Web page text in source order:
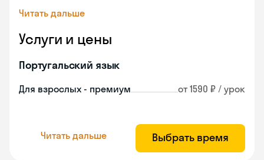
Читать дальше
Услуги и цены
Португальский язык
Для взрослых - премиум от 1590 ₽ / урок
Читать дальше Выбрать время